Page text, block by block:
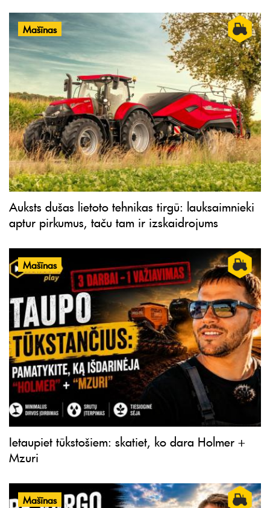
Mašīnas
Auksts dušas lietoto tehnikas tirgū: lauksaimnieki
aptur pirkumus, taču tam ir izskaidrojums
Mašīnas
Ietaupiet tūkstošiem: skatiet, ko dara Holmer +
Mzuri
Mašīnas